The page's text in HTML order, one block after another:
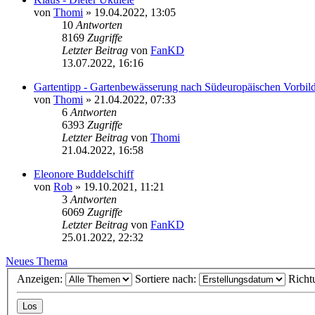
von Thomi » 19.04.2022, 13:05
10 Antworten
8169 Zugriffe
Letzter Beitrag von FanKD
13.07.2022, 16:16
Gartentipp - Gartenbewässerung nach Südeuropäischen Vorbild
von Thomi » 21.04.2022, 07:33
6 Antworten
6393 Zugriffe
Letzter Beitrag von Thomi
21.04.2022, 16:58
Eleonore Buddelschiff
von Rob » 19.10.2021, 11:21
3 Antworten
6069 Zugriffe
Letzter Beitrag von FanKD
25.01.2022, 22:32
Neues Thema
Anzeigen:
Sortiere nach: